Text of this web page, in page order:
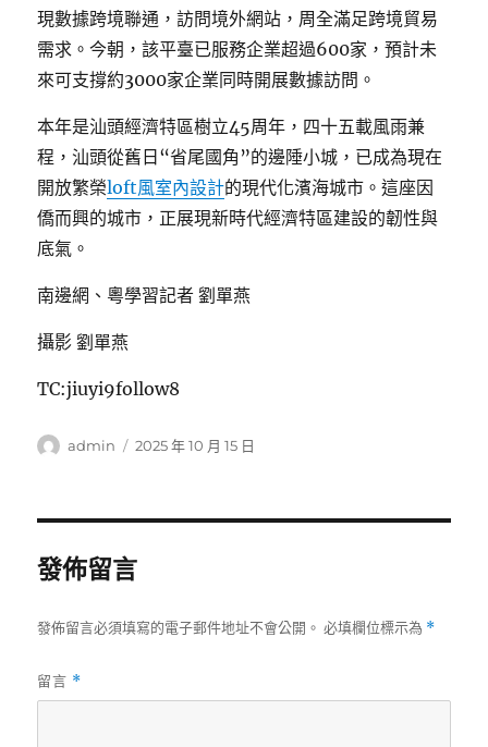
現數據跨境聯通，訪問境外網站，周全滿足跨境貿易
需求。今朝，該平臺已服務企業超過600家，預計未
來可支撐約3000家企業同時開展數據訪問。
本年是汕頭經濟特區樹立45周年，四十五載風雨兼
程，汕頭從舊日“省尾國角”的邊陲小城，已成為現在
開放繁榮loft風室內設計的現代化濱海城市。這座因
僑而興的城市，正展現新時代經濟特區建設的韌性與
底氣。
南邊網、粵學習記者 劉單燕
攝影 劉單燕
TC:jiuyi9follow8
作
admin
發
2025 年 10 月 15 日
發佈留言
發佈留言必須填寫的電子郵件地址不會公開。 必填欄位標示為 *
留言 *